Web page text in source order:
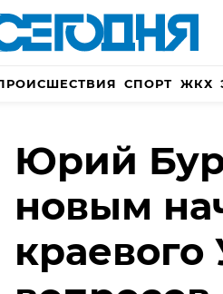
СПОРТ ЖКХ
Юрий
новым